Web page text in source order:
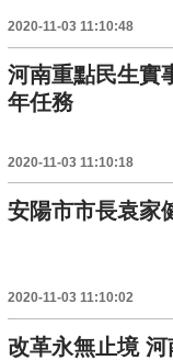
2020-11-03 11:10:48
河南重點民生實
年任務
2020-11-03 11:10:18
安陽市市長袁家
2020-11-03 11:10:02
改革永無止境